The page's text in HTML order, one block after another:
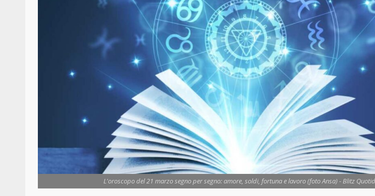
L'oroscopo del 21 marzo segno per segno: amore, soldi, fortuna e lavoro (foto Ansa) - Blitz